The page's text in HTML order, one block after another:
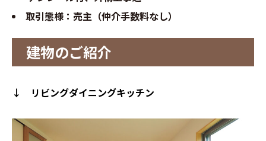
取引態様：売主（仲介手数料なし）
建物のご紹介
↓ リビングダイニングキッチン